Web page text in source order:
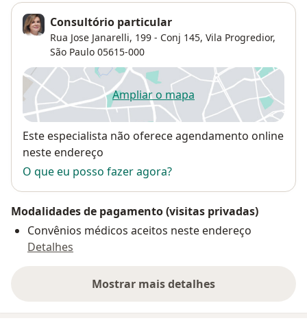
Consultório particular
Rua Jose Janarelli, 199 - Conj 145, Vila Progredior,
São Paulo 05615-000
Ampliar o mapaabre num novo separador
Disponibilidade
Este especialista não oferece agendamento online
neste endereço
O que eu posso fazer agora?
Modalidades de pagamento (visitas privadas)
Convênios médicos aceitos neste endereço
Detalhes
Mostrar mais detalhes
sobre o endereço